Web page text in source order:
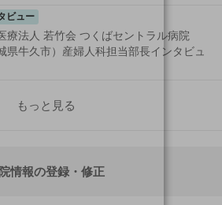
ビュー
療法人 若竹会 つくばセントラル病院
県牛久市）産婦人科担当部長インタビュ
もっと見る
情報の登録・修正